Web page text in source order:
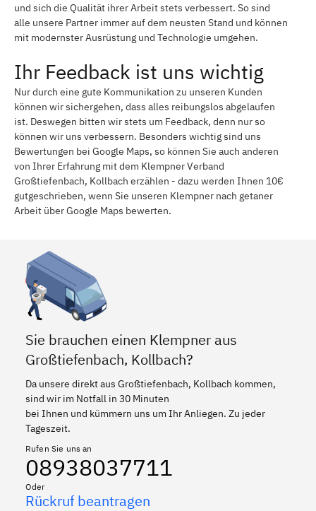
und sich die Qualität ihrer Arbeit stets verbessert. So sind
alle unsere Partner immer auf dem neusten Stand und können
mit modernster Ausrüstung und Technologie umgehen.
Ihr Feedback ist uns wichtig
Nur durch eine gute Kommunikation zu unseren Kunden
können wir sichergehen, dass alles reibungslos abgelaufen
ist. Deswegen bitten wir stets um Feedback, denn nur so
können wir uns verbessern. Besonders wichtig sind uns
Bewertungen bei Google Maps, so können Sie auch anderen
von Ihrer Erfahrung mit dem Klempner Verband
Großtiefenbach, Kollbach erzählen - dazu werden Ihnen 10€
gutgeschrieben, wenn Sie unseren Klempner nach getaner
Arbeit über Google Maps bewerten.
Sie brauchen einen Klempner aus
Großtiefenbach, Kollbach?
Da unsere direkt aus Großtiefenbach, Kollbach kommen,
sind wir im Notfall in 30 Minuten
bei Ihnen und kümmern uns um Ihr Anliegen. Zu jeder
Tageszeit.
Rufen Sie uns an
08938037711
Oder
Rückruf beantragen